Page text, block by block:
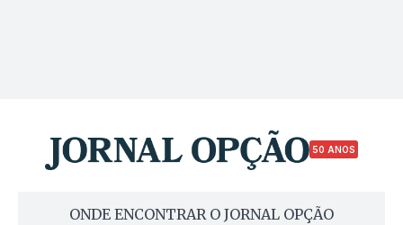
50 ANOS
ONDE ENCONTRAR O JORNAL OPÇÃO